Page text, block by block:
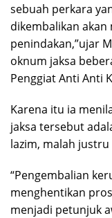
sebuah perkara
dikembalikan
penindakan,”ujar
oknum jaksa
Penggiat Anti Anti
Karena itu ia
jaksa tersebut
lazim, malah
“Pengembalian
menghentikan
menjadi petunjuk